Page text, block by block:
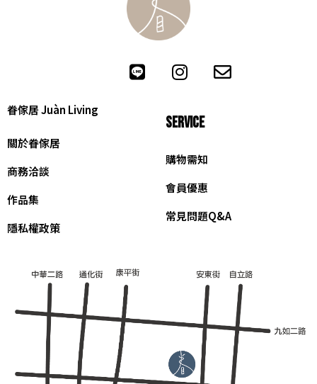
眷傢居 Juàn Living
關於眷傢居
商務洽談
作品集
隱私權政策
SERVICE
購物需知
會員優惠
常見問題Q&A